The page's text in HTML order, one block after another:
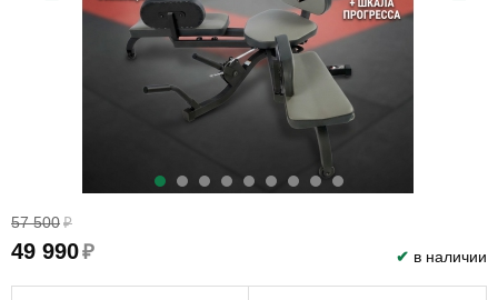
57 500 ₽
49 990₽ ✔ в наличии